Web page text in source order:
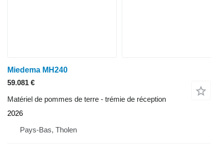
Miedema MH240
59.081 €
Matériel de pommes de terre - trémie de réception
2026
Pays-Bas, Tholen